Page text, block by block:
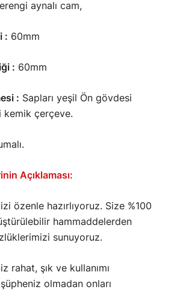
aynalı cam,
: 60mm
: 60mm
: Sapları yeşil Ön gövdesi
kemik çerçeve.
Açıklaması:
özenle hazırlıyoruz. Size %100
hammaddelerden
sunuyoruz.
rahat, şık ve kullanımı
olmadan onları